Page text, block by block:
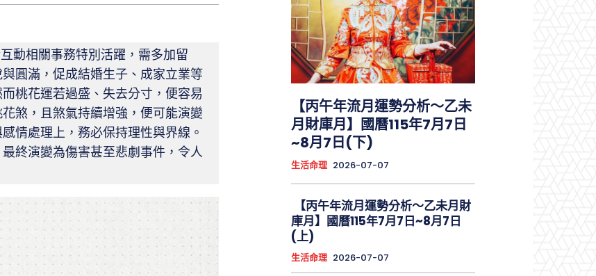
動相關事務特別活躍，需多加留
圓滿，促成結婚生子、成家立業等
桃花運若過盛、失去分寸，便容易
煞，且煞氣持續增強，便可能演變
情處理上，務必保持理性與界線。
終演變為傷害甚至悲劇事件，令人
【丙午年流月運勢分析～乙未
月財庫月】國曆115年7月7日
~8月7日(下)
生活命理 2026-07-07
【丙午年流月運勢分析～乙未月財
庫月】國曆115年7月7日~8月7日
(上)
生活命理 2026-07-07